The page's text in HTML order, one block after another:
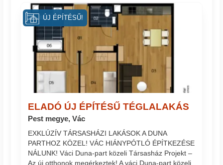
ELADÓ ÚJ ÉPÍTÉSŰ TÉGLALAKÁS
Pest megye, Vác
EXKLÚZÍV TÁRSASHÁZI LAKÁSOK A DUNA
PARTHOZ KÖZEL! VÁC HIÁNYPÓTLÓ ÉPÍTKEZÉSE
NÁLUNK! Váci Duna-part közeli Társasház Projekt –
Az új otthonok megérkeztek! A váci Duna-part közeli
ÚJ ÉPÍTÉSŰ!